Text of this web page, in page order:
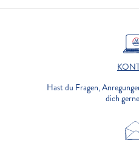
Hast du Fragen,
dich